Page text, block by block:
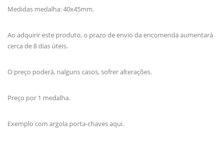
Medidas medalha: 40x45mm.
Ao adquirir este produto, o prazo de envio da encomenda aumentará
cerca de 8 dias úteis.
O preço poderá, nalguns casos, sofrer alterações.
Preço por 1 medalha.
Exemplo com argola porta-chaves aqui.